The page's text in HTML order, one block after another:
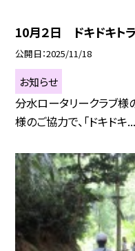
10月２日 ドキドキト
公開日 2025/11/18
お知らせ
分水ロータリークラブ様
様のご協力で、「ドキドキ...